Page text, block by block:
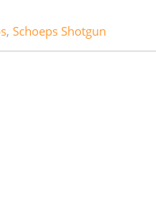
, Schoeps Shotgun